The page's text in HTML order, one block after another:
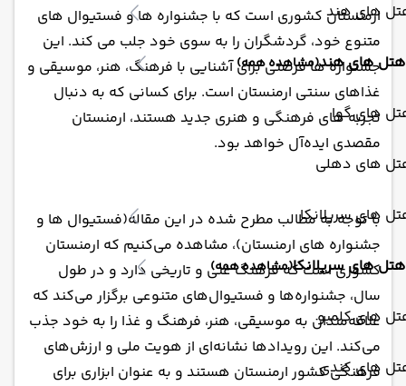
های هند
هتل های هند(مشاهده همه)
های گوا
های دهلی
های سریلانکا
هتل های سریلانکا(مشاهده همه)
های کلمبو
های کندی
ارمنستان کشوری است که با جشنواره ها و فستیوال های
متنوع خود، گردشگران را به سوی خود جلب می کند. این
جشنواره ها فرصتی برای آشنایی با فرهنگ، هنر، موسیقی و
غذاهای سنتی ارمنستان است. برای کسانی که به دنبال
تجربه های فرهنگی و هنری جدید هستند، ارمنستان
مقصدی ایده‌آل خواهد بود.
با توجه به مطالب مطرح شده در این مقاله(فستیوال ها و
جشنواره های ارمنستان)، مشاهده می‌کنیم که ارمنستان
کشوری است که فرهنگ غنی و تاریخی دارد و در طول
سال، جشنواره‌ها و فستیوال‌های متنوعی برگزار می‌کند که
علاقه‌مندان به موسیقی، هنر، فرهنگ و غذا را به خود جذب
می‌کند. این رویدادها نشانه‌ای از هویت ملی و ارزش‌های
فرهنگی کشور ارمنستان هستند و به عنوان ابزاری برای